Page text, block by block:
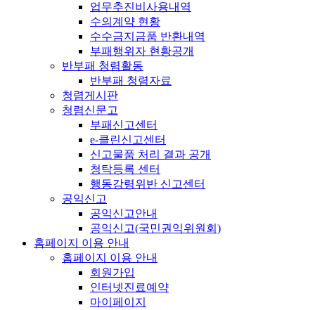
업무추진비사용내역
수의계약 현황
수수금지금품 반환내역
부패행위자 현황공개
반부패 청렴활동
반부패 청렴자료
청렴게시판
청렴신문고
부패신고센터
e-클린신고센터
신고물품 처리 결과 공개
청탁등록 센터
행동강령위반 신고센터
공익신고
공익신고안내
공익신고(국민권익위원회)
홈페이지 이용 안내
홈페이지 이용 안내
회원가입
인터넷진료예약
마이페이지